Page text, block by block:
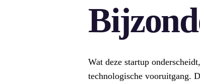
Wat deze startup
technologische vooruitgang.